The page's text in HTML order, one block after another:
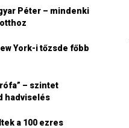
Péter – mindenki
York-i tőzsde főbb
– szintet
hadviselés
a 100 ezres